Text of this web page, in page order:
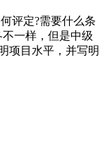
评定?需要什么条
一样，但是中级
项目水平，并写明